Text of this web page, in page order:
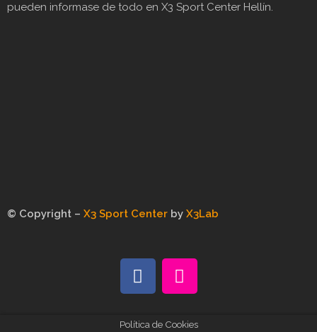
pueden informase de todo en X3 Sport Center Hellín.
© Copyright – X3 Sport Center by X3Lab
Política de Cookies